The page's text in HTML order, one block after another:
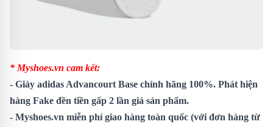
* Myshoes.vn cam kết:
- Giày adidas Advancourt Base chính hãng 100%. Phát hiện
hàng Fake đền tiền gấp 2 lần giá sản phẩm.
- Myshoes.vn miễn phí giao hàng toàn quốc (với đơn hàng từ